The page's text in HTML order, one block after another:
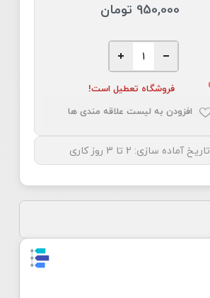
950,000 تومان
فروشگاه تعطیل است!
افزودن به لیست علاقه مندی ها
تاریخ آماده سازی: 2 تا 3 روز کاری